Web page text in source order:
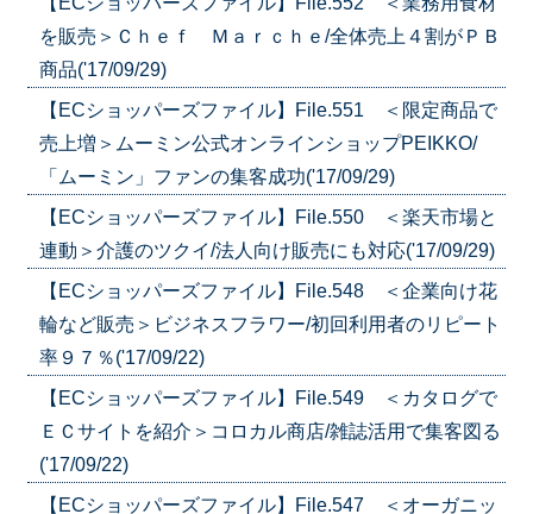
を販売＞Ｃｈｅｆ Ｍａｒｃｈｅ/全体売上４割がＰＢ
商品('17/09/29)
【ECショッパーズファイル】File.551 ＜限定商品で
売上増＞ムーミン公式オンラインショップPEIKKO/
「ムーミン」ファンの集客成功('17/09/29)
【ECショッパーズファイル】File.550 ＜楽天市場と
連動＞介護のツクイ/法人向け販売にも対応('17/09/29)
【ECショッパーズファイル】File.548 ＜企業向け花
輪など販売＞ビジネスフラワー/初回利用者のリピート
率９７％('17/09/22)
【ECショッパーズファイル】File.549 ＜カタログで
ＥＣサイトを紹介＞コロカル商店/雑誌活用で集客図る
('17/09/22)
【ECショッパーズファイル】File.547 ＜オーガニッ